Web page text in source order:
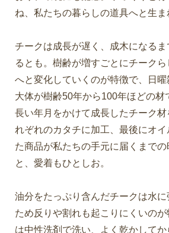
ね、私たちの暮らしの道具へと生ま
チークは成長が遅く、成木になる
るとも。樹齢が増すごとにチーク
へと変化していくのが特徴で、日
大体が樹齢50年から100年ほどの材
長い年月をかけて成長したチーク
れぞれのカタチに加工、最後にオ
た商品が私たちの手元に届くまで
と、愛着もひとしお。
油分をたっぷり含んだチークは水
ため反りや割れも起こりにくいの
は中性洗剤で洗い、よく乾かしてか